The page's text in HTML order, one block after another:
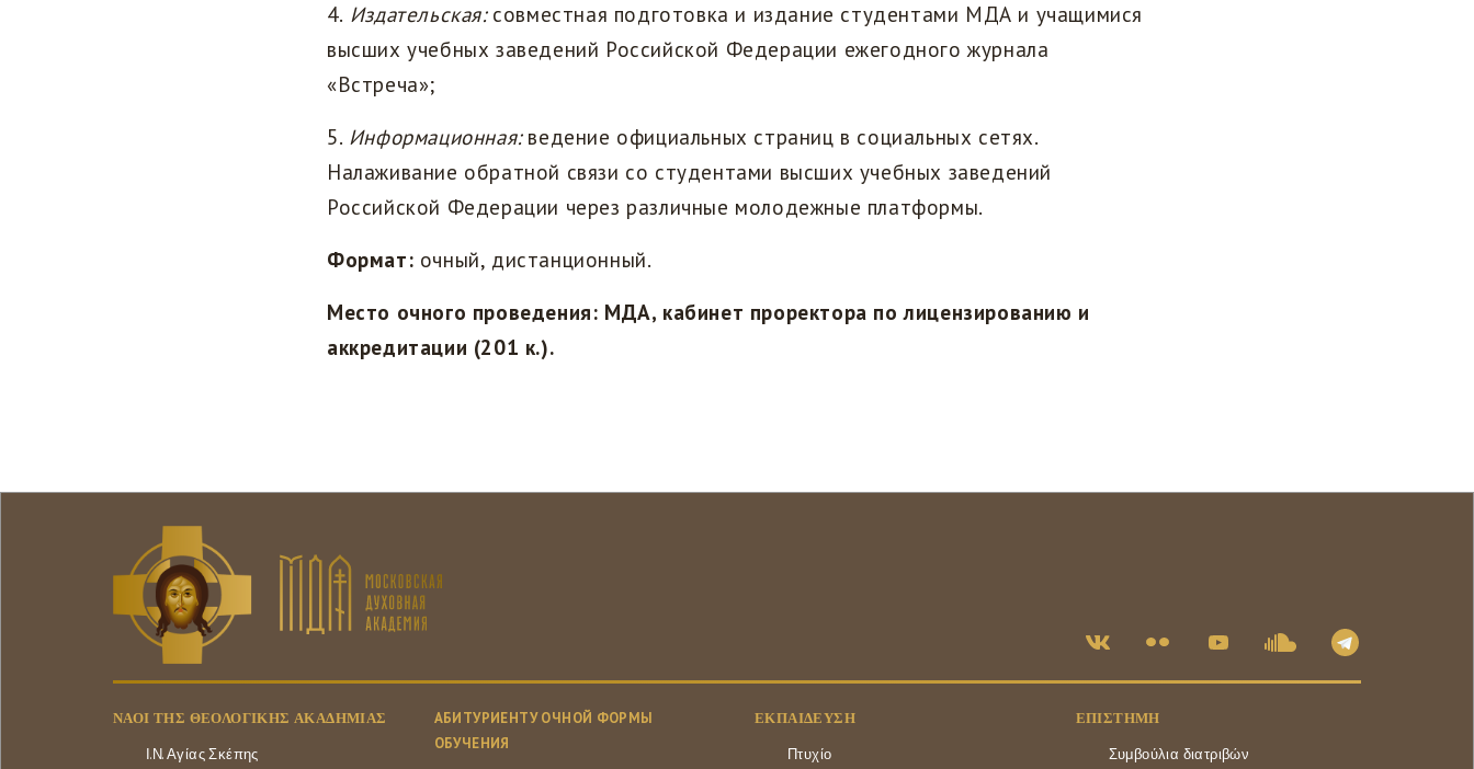
4. Издательская:совместная подготовка и издание студентами МДА и учащимися
высших учебных заведений Российской Федерации ежегодного журнала
«Встреча»;
5. Информационная: ведение официальных страниц в социальных сетях.
Налаживание обратной связи со студентами высших учебных заведений
Российской Федерации через различные молодежные платформы.
Формат: очный, дистанционный.
Место очного проведения: МДА, кабинет проректора по лицензированию и
аккредитации (201 к.).
ΝΑΟΊ ΤΗΣ ΘΕΟΛΟΓΙΚΉΣ ΑΚΑΔΗΜΊΑΣ
Ι.Ν. Αγίας Σκέπης
АБИТУРИЕНТУ ОЧНОЙ ФОРМЫ
ОБУЧЕНИЯ
ΕΚΠΑΊΔΕΥΣΗ
Πτυχίο
ΕΠΙΣΤΉΜΗ
Συμβούλια διατριβών